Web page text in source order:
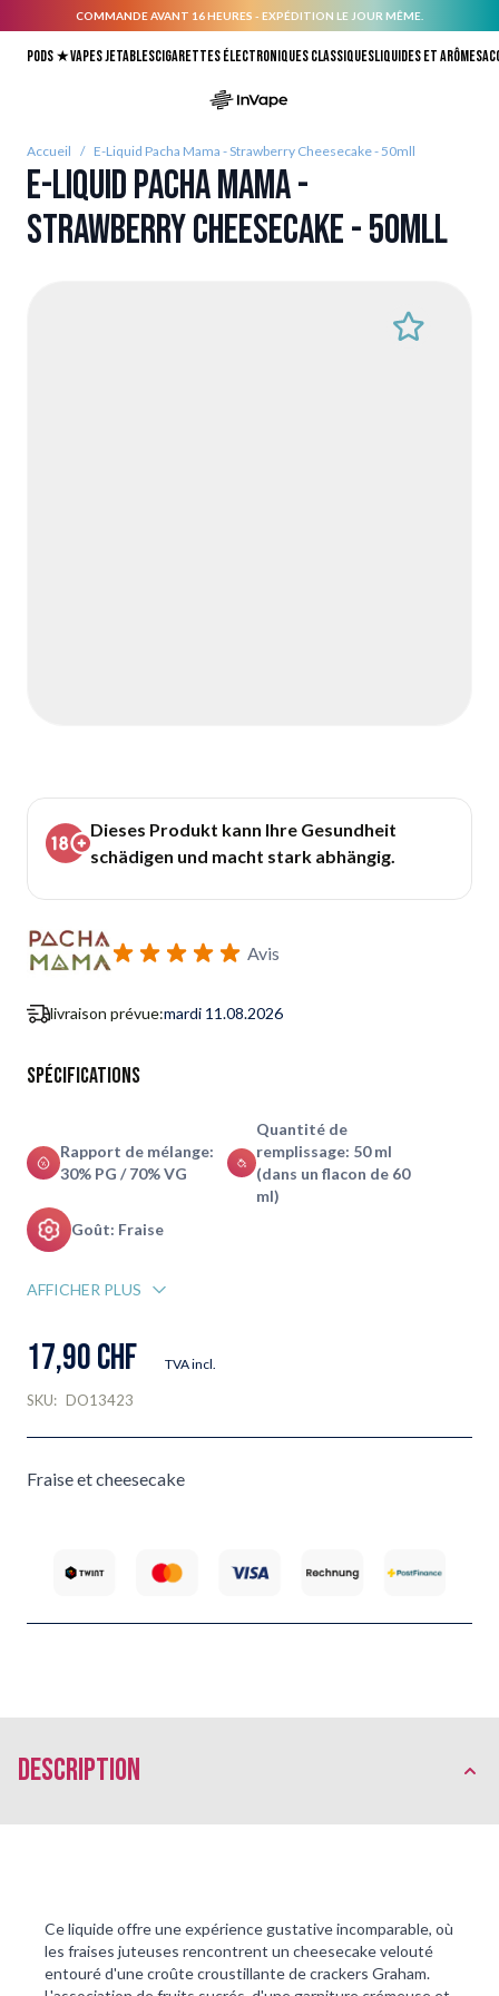
COMMANDE AVANT 16 HEURES - EXPÉDITION LE JOUR MÊME.
Pods ★Vapes jetablesCigarettes électroniques classiquesLiquides et arômes
Accueil / E-Liquid Pacha Mama - Strawberry Cheesecake - 50mll
E-Liquid Pacha Mama -
Strawberry Cheesecake - 50mll
Dieses Produkt kann Ihre Gesundheit
schädigen und macht stark abhängig.
Avis
livraison prévue:mardi 11.08.2026
Spécifications
Rapport de mélange:
30% PG / 70% VG
Quantité de
remplissage: 50 ml
(dans un flacon de 60
ml)
Goût: Fraise
AFFICHER PLUS
17,90 CHF TVA incl.
SKU: DO13423
Fraise et cheesecake
Description
Ce liquide offre une expérience gustative incomparable, où
les fraises juteuses rencontrent un cheesecake velouté
entouré d'une croûte croustillante de crackers Graham.